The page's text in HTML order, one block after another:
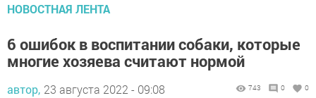
НОВОСТНАЯ ЛЕНТА
6 ошибок в воспитании собаки, которые
многие хозяева считают нормой
автор, 23 августа 2022 - 09:08 743 0 0